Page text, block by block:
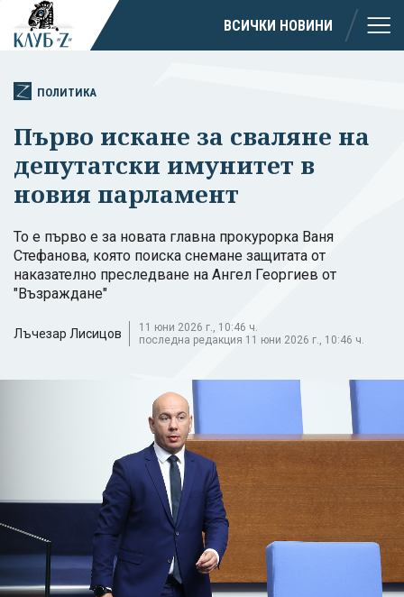
ВСИЧКИ НОВИНИ
ПОЛИТИКА
Първо искане за сваляне на
депутатски имунитет в
новия парламент
То е първо е за новата главна прокурорка Ваня
Стефанова, която поиска снемане защитата от
наказателно преследване на Ангел Георгиев от
"Възраждане"
Лъчезар Лисицов
11 юни 2026 г., 10:46 ч.
последна редакция 11 юни 2026 г., 10:46 ч.